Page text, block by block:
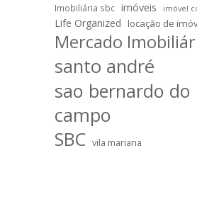
Imobiliária sbc imóveis imóvel
Life Organized locação de
Mercado
santo andré
sao bernardo do
campo
SBC vila mariana